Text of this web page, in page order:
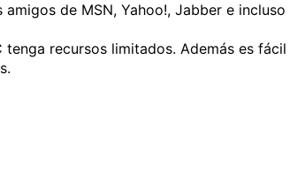
de MSN, Yahoo!, Jabber e incluso
recursos limitados. Además es